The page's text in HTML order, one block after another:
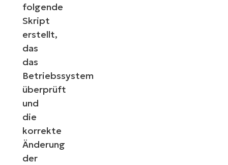
folgende
Skript
erstellt,
das
das
Betriebssystem
überprüft
und
die
korrekte
Änderung
der